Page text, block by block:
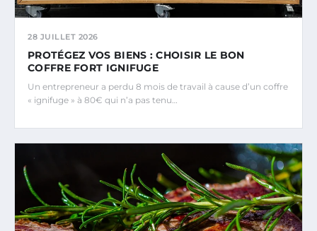
28 JUILLET 2026
PROTÉGEZ VOS BIENS : CHOISIR LE BON
COFFRE FORT IGNIFUGE
Un entrepreneur a perdu 8 mois de travail à cause d’un coffre
« ignifuge » à 80€ qui n’a pas tenu…